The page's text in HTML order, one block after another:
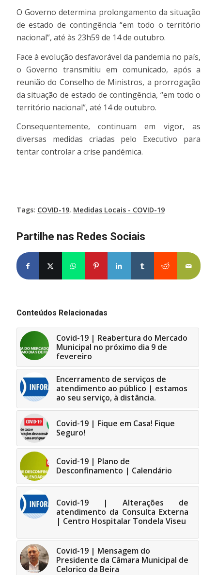
O Governo determina prolongamento da situação
de estado de contingência “em todo o território
nacional”, até às 23h59 de 14 de outubro.
Face à evolução desfavorável da pandemia no país,
o Governo transmitiu em comunicado, após a
reunião do Conselho de Ministros, a prorrogação
da situação de estado de contingência, “em todo o
território nacional”, até 14 de outubro.
Consequentemente, continuam em vigor, as
diversas medidas criadas pelo Executivo para
tentar controlar a crise pandémica.
Tags: COVID-19, Medidas Locais - COVID-19
Partilhe nas Redes Sociais
Partilhe no Facebook
Partilhe no X
Share on WhatsApp
Partilhe no Pinterest
Partilhe no LinkedIn
Partilhe no Tumblr
Partilhe no
Conteúdos Relacionadas
Covid-19 | Reabertura do Mercado
Municipal no próximo dia 9 de
fevereiro
Encerramento de serviços de
atendimento ao público | estamos
ao seu serviço, à distância.
Covid-19 | Fique em Casa! Fique
Seguro!
Covid-19 | Plano de
Desconfinamento | Calendário
Covid-19 | Alterações de
atendimento da Consulta Externa
| Centro Hospitalar Tondela Viseu
Covid-19 | Mensagem do
Presidente da Câmara Municipal de
Celorico da Beira